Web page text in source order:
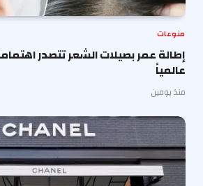
منوعات
إطالة عمر بصيلات الشعر تتصدر
عالمياً
منذ يومين